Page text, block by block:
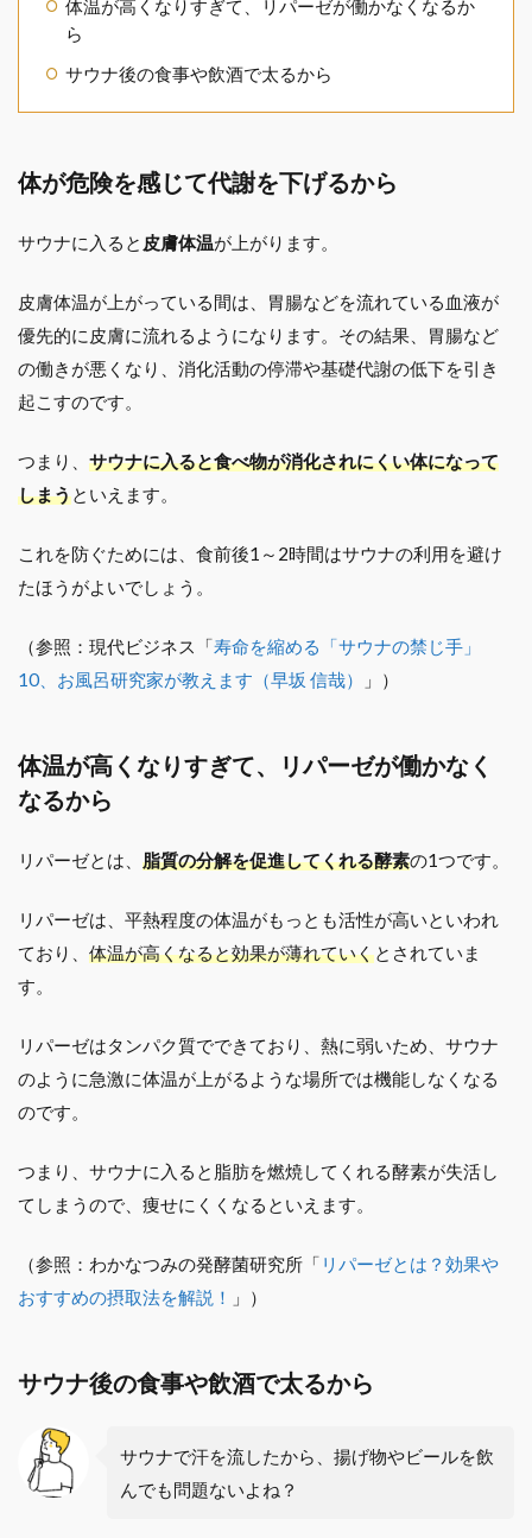
体温が高くなりすぎて、リパーゼが働かなくなるか
ら
サウナ後の食事や飲酒で太るから
体が危険を感じて代謝を下げるから
サウナに入ると 皮膚体温が上がります。
皮膚体温が上がっている間は、胃腸などを流れている血液が
優先的に皮膚に流れるようになります。その結果、胃腸など
の働きが悪くなり、消化活動の停滞や基礎代謝の低下を引き
起こすのです。
つまり、 サウナに入ると食べ物が消化されにくい体になって
しまうといえます。
これを防ぐためには、食前後1～2時間はサウナの利用を避け
たほうがよいでしょう。
（参照：現代ビジネス「寿命を縮める「サウナの禁じ手」
10、お風呂研究家が教えます（早坂 信哉）
」）
体温が高くなりすぎて、リパーゼが働かなく
なるから
リパーゼとは、 脂質の分解を促進してくれる酵素の1つです。
リパーゼは、平熱程度の体温がもっとも活性が高いといわれ
ており、 体温が高くなると効果が薄れていくとされていま
す。
リパーゼはタンパク質でできており、熱に弱いため、サウナ
のように急激に体温が上がるような場所では機能しなくなる
のです。
つまり、サウナに入ると脂肪を燃焼してくれる酵素が失活し
てしまうので、痩せにくくなるといえます。
（参照：わかなつみの発酵菌研究所「 リパーゼとは？効果や
おすすめの摂取法を解説！
」）
サウナ後の食事や飲酒で太るから
サウナで汗を流したから、揚げ物やビールを飲
んでも問題ないよね？